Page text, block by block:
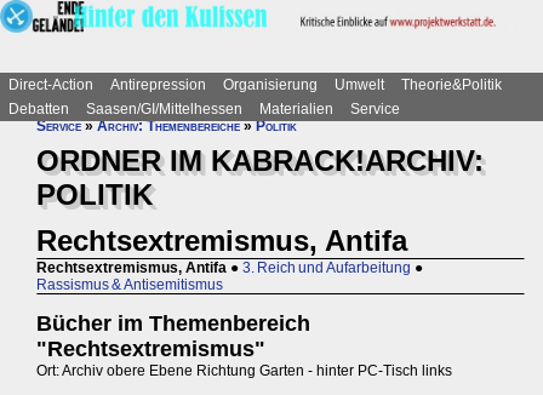
Direct-Action Antirepression Organisierung Umwelt
Theorie&Politik
Debatten
Saasen/GI/Mittelhessen Materialien
Service
Service»Archiv: Themenbereiche»Politik
ORDNER IM KABRACK!ARCHIV:
POLITIK
Rechtsextremismus, Antifa
Rechtsextremismus, Antifa ● 3. Reich und Aufarbeitung ●
Rassismus & Antisemitismus
Bücher im Themenbereich
"Rechtsextremismus"
Ort: Archiv obere Ebene Richtung Garten - hinter PC-Tisch links